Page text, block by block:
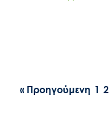
« Προηγούμενη 1 2